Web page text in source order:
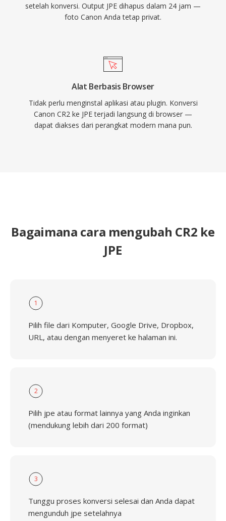
setelah konversi. Output JPE dihapus dalam 24 jam —
foto Canon Anda tetap privat.
Alat Berbasis Browser
Tidak perlu menginstal aplikasi atau plugin. Konversi
Canon CR2 ke JPE terjadi langsung di browser —
dapat diakses dari perangkat modern mana pun.
Bagaimana cara mengubah CR2 ke
JPE
1
Pilih file dari Komputer, Google Drive, Dropbox,
URL, atau dengan menyeret ke halaman ini.
2
Pilih jpe atau format lainnya yang Anda inginkan
(mendukung lebih dari 200 format)
3
Tunggu proses konversi selesai dan Anda dapat
mengunduh jpe setelahnya